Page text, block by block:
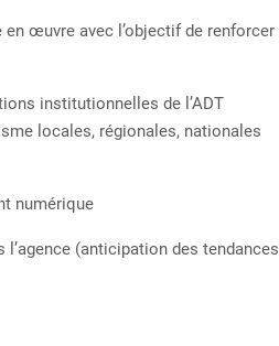
œuvre avec l’objectif de renforcer
institutionnelles de l’ADT
locales, régionales, nationales
numérique
(anticipation des tendances